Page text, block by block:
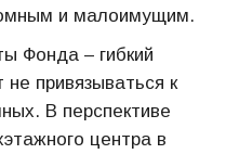
и малоимущим.
Фонда – гибкий
привязываться к
В перспективе
центра в